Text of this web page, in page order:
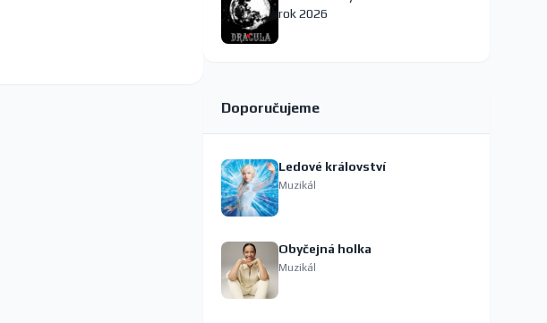
rok 2026
Doporučujeme
Ledové království
Muzikál
Obyčejná holka
Muzikál